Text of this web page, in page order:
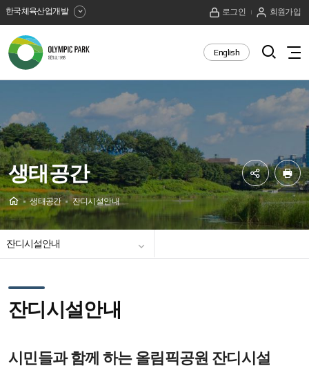
한국체육산업개발 로그인 회원가입
올
림
공
원
English
기
전
메
뉴
생태공간
Home생태공간 잔디시설안내
SNS
공
유
프
린
트
기
잔디시설안내
잔디시설안내
시민들과 함께 하는 올림픽공원 잔디시설